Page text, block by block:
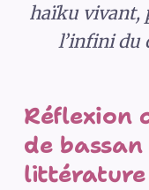
haïku vivant,
l’infini du
Réflexion
de
littérature